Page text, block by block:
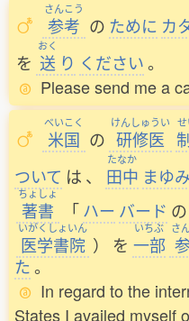
さんこう
参考 の ために カ
を
おく
送 り ください。
Please send me a
べいこく
米国 の
けんしゅうい
研修医
ついて は 、
たなか
田中 まゆみ
ちょしょ
著書 「ハー バード の
いがくしょいん
医学書院 ） を
いちぶ
一部
さ
た。
In regard to the
States I availed myself